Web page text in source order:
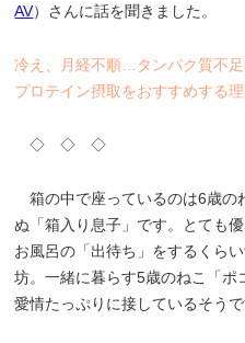
AV）さんに話を聞きました。
冷え、月経不順…タンパク質不
プロテイン摂取をおすすめする
◇ ◇ ◇
箱の中で座っているのは6歳の
ぬ「箱入り息子」です。とても
お風呂の「出待ち」をするくら
坊。一緒に暮らす5歳のねこ「ポ
愛情たっぷりに接しているそうで